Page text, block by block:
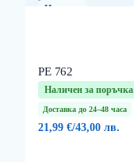
Нов
PE 762
Наличен за поръчка
Доставка до 24–48 часа
21,99 €/43,00 лв.